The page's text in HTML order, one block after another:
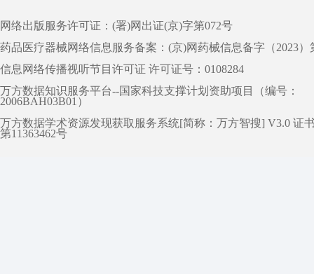
网络出版服务许可证：(署)网出证(京)字第072号
药品医疗器械网络信息服务备案：(京)网药械信息备字（2023）
信息网络传播视听节目许可证 许可证号：0108284
万方数据知识服务平台--国家科技支撑计划资助项目（编号：
2006BAH03B01）
万方数据学术资源发现获取服务系统[简称：万方智搜] V3.0 证
第11363462号